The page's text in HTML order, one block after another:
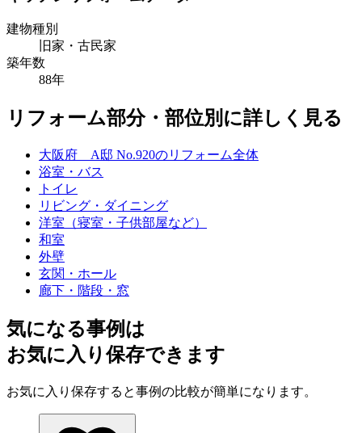
建物種別
旧家・古民家
築年数
88年
リフォーム部分・部位別に詳しく見る
大阪府 A邸 No.920のリフォーム全体
浴室・バス
トイレ
リビング・ダイニング
洋室（寝室・子供部屋など）
和室
外壁
玄関・ホール
廊下・階段・窓
気になる事例は
お気に入り保存できます
お気に入り保存すると事例の比較が簡単になります。